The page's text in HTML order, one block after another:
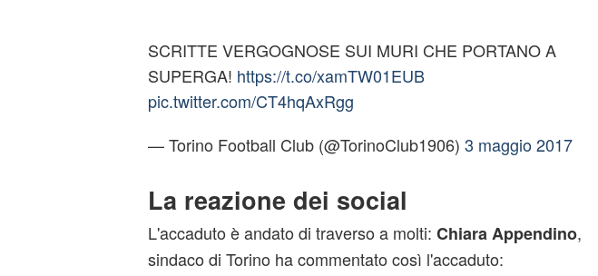
SCRITTE VERGOGNOSE SUI MURI CHE PORTANO A
SUPERGA! https://t.co/xamTW01EUB
pic.twitter.com/CT4hqAxRgg
— Torino Football Club (@TorinoClub1906) 3 maggio 2017
La reazione dei social
L'accaduto è andato di traverso a molti: Chiara Appendino,
sindaco di Torino ha commentato così l'accaduto: